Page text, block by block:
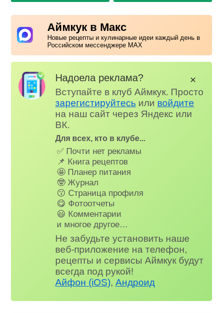
Аймкук в Макс
Новые рецепты и кулинарные идеи каждый день в
Российском мессенджере MAX
Надоела реклама?
Вступайте в клуб Аймкук. Просто
зарегистируйтесь или войдите
на наш сайт через Яндекс или
ВК.
Для всех, кто в клубе...
✅ Почти нет рекламы
📌 Книга рецептов
🤩 Планер питания
🤓 Журнал
😗 Страница профиля
😋 Фотоотчеты
😃 Комментарии
и многое другое…
Не забудьте установить наше
веб-приложение на телефон,
рецепты и сервисы Аймкук будут
всегда под рукой!
Айфон (iOS),Андроид
✕